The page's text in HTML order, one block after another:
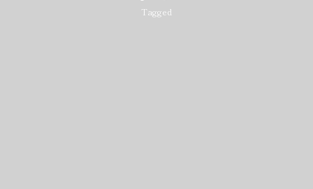
Tagged